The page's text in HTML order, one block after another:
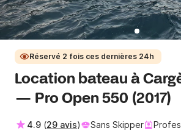
Réservé 2 fois ces dernières 24h
Location bateau à
— Pro Open 550 (2017)
4.9 (29 avis) Sans Skipper